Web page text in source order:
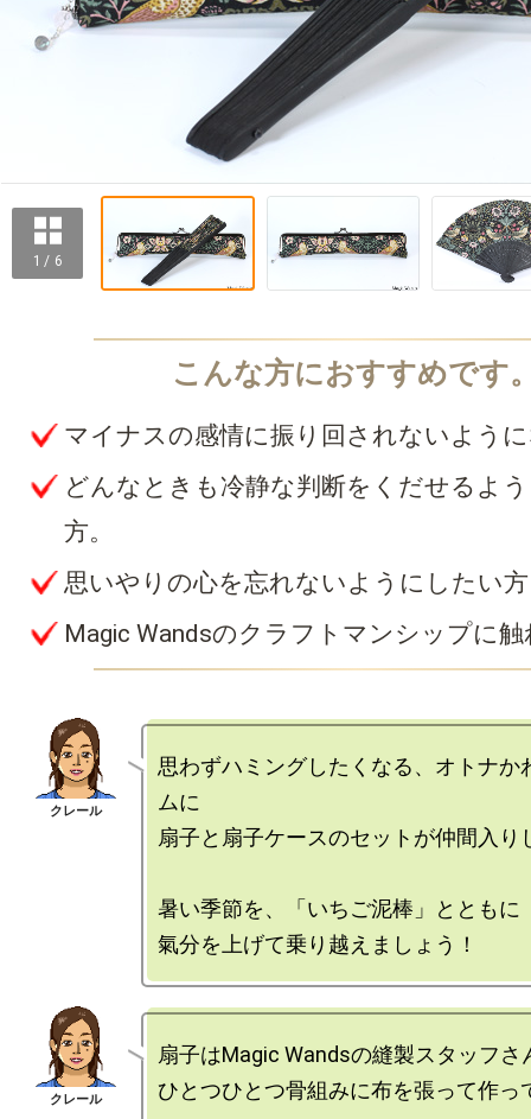
1 / 6
マイナスの感情に振り回されないよう
どんなときも冷静な判断をくだせるよ
方。
思いやりの心を忘れないようにしたい
Magic Wandsのクラフトマンシップに
思わずハミングしたくなる、オトナか
ムに
扇子と扇子ケースのセットが仲間入り
暑い季節を、「いちご泥棒」とともに
扇子はMagic Wandsの縫製スタッフさ
ひとつひとつ骨組みに布を張って作っ